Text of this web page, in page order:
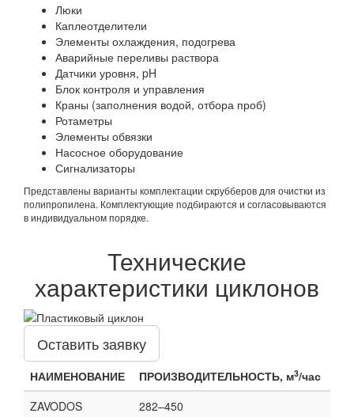
Люки
Каплеотделители
Элементы охлаждения, подогрева
Аварийные переливы раствора
Датчики уровня, pH
Блок контроля и управления
Краны (заполнения водой, отбора проб)
Ротаметры
Элементы обвязки
Насосное оборудование
Сигнализаторы
Представлены варианты комплектации скрубберов для очистки из
полипропилена. Комплектующие подбираются и согласовываются
в индивидуальном порядке.
Технические
характеристики циклонов
Оставить заявку
НАИМЕНОВАНИЕ ПРОИЗВОДИТЕЛЬНОСТЬ, м3/час
ZAVODOS
282–450